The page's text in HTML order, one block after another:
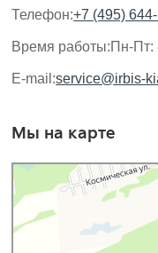
Телефон:+7 (495)
Время работы:Пн-Пт:
E-mail:service@irbis-
Мы на карте